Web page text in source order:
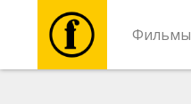
Фильмы